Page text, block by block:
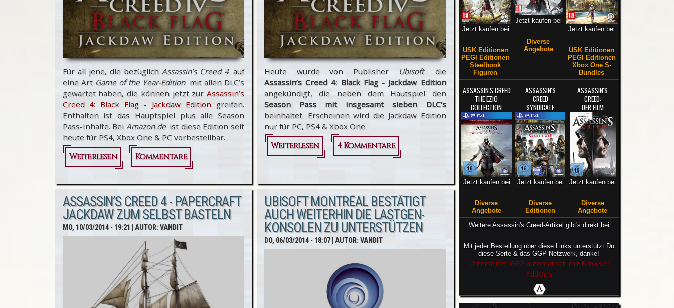
Für all jene, die bezüglich Assassin’s Creed 4 auf
eine Art Game of the Year-Edition mit allen DLC’s
gewartet haben, die können jetzt zur Assassin’s
Creed 4: Black Flag - Jackdaw Edition greifen.
Enthalten ist das Hauptspiel plus alle Season
Pass-Inhalte. Bei Amazon.de ist diese Edition seit
heute für PS4, Xbox One & PC vorbestellbar.
Weiterlesen über Assassin’s
Jackdaw
Edition jetzt
bei Amazon.de
vorbestellbar
Kommentare
Heute wurde von Publisher Ubisoftdie
Assassin’s Creed 4: Black Flag - Jackdaw Edition
angekündigt, die neben dem Hautspiel den
Season Pass mit insgesamt sieben DLC’s
beinhaltet. Erscheinen wird die Jackdaw Edition
nur für PC, PS4 & Xbox One.
Weiterlesenüber Assassin’s
Jackdaw
Edition für
PS4, Xbox One
& PC
angekündigt
4 Kommentare
ASSASSIN’S CREED 4 - PAPERCRAFT
JACKDAW ZUM SELBST BASTELN
MO, 10/03/2014 - 19:21 | AUTOR:VANDIT
UBISOFT MONTRÉAL BESTÄTIGT
AUCH WEITERHIN DIE LASTGEN-
KONSOLEN ZU UNTERSTÜTZEN
DO, 06/03/2014 - 18:07| AUTOR:VANDIT
Jetzt kaufen bei
USK Editionen
PEGI Editionen
Steelbook
Figuren
Jetzt kaufen bei
Diverse
Angebote
Jetzt kaufen bei
USK Editionen
PEGI Editionen
Xbox One S-
Bundles
ASSASSIN'S CREED
THE EZIO
COLLECTION
Jetzt kaufen bei
Diverse
Angebote
ASSASSIN'S
CREED
SYNDICATE
Jetzt kaufen bei
Diverse
Editionen
ASSASSIN'S
CREED:
DER FILM
Jetzt kaufen bei
Diverse
Angebote
Weitere Assassin's Creed-Artikel gibt's direkt bei
Mit jeder Bestellung über diese Links unterstützt Du
diese Seite & das GGP-Netzwerk, danke!
Unterstütze GGP automatisch mit Browser
AddOn's